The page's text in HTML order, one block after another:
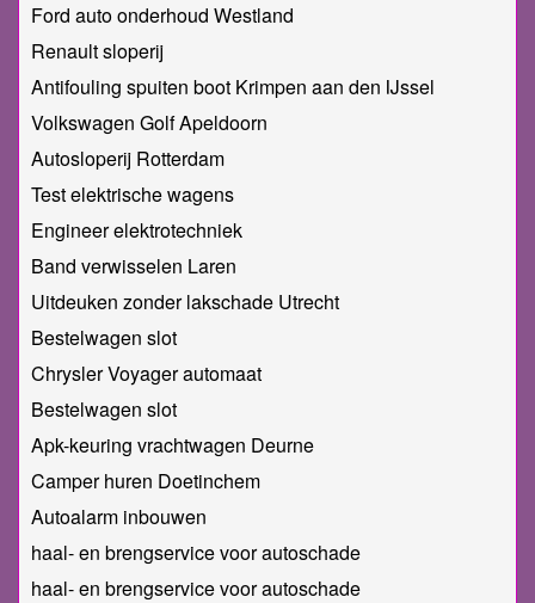
Ford auto onderhoud Westland
Renault sloperij
Antifouling spuiten boot Krimpen aan den IJssel
Volkswagen Golf Apeldoorn
Autosloperij Rotterdam
Test elektrische wagens
Engineer elektrotechniek
Band verwisselen Laren
Uitdeuken zonder lakschade Utrecht
Bestelwagen slot
Chrysler Voyager automaat
Bestelwagen slot
Apk-keuring vrachtwagen Deurne
Camper huren Doetinchem
Autoalarm inbouwen
haal- en brengservice voor autoschade
haal- en brengservice voor autoschade